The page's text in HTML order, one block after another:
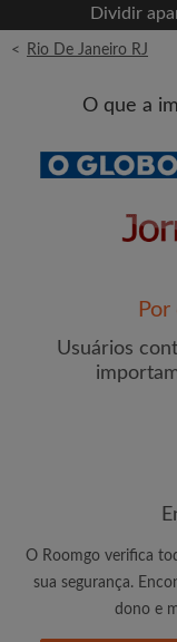
Li, entendi e
uso e com a
Dividir
< Rio De Janeiro RJ
O que a
Usuários
O Roomgo verifica
sua segurança.
dono e